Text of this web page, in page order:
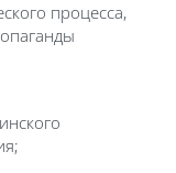
процесса,